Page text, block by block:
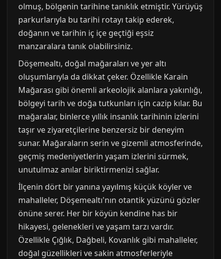
olmuş, bölgenin tarihine tanıklık etmiştir. Yürüyüş
parkurlarıyla bu tarihi rotayı takip ederek,
doğanın ve tarihin iç içe geçtiği eşsiz
manzaralara tanık olabilirsiniz.
Döşemealtı, doğal mağaraları ve yer altı
oluşumlarıyla da dikkat çeker. Özellikle Karain
Mağarası gibi önemli arkeolojik alanlara yakınlığı,
bölgeyi tarih ve doğa tutkunları için cazip kılar. Bu
mağaralar, binlerce yıllık insanlık tarihinin izlerini
taşır ve ziyaretçilerine benzersiz bir deneyim
sunar. Mağaraların serin ve gizemli atmosferinde,
geçmiş medeniyetlerin yaşam izlerini sürmek,
unutulmaz anılar biriktirmenizi sağlar.
İlçenin dört bir yanına yayılmış küçük köyler ve
mahalleler, Döşemealtı'nın otantik yüzünü gözler
önüne serer. Her bir köyün kendine has bir
hikayesi, gelenekleri ve yaşam tarzı vardır.
Özellikle Çığlık, Dağbeli, Kovanlık gibi mahalleler,
doğal güzellikleri ve sakin atmosferleriyle